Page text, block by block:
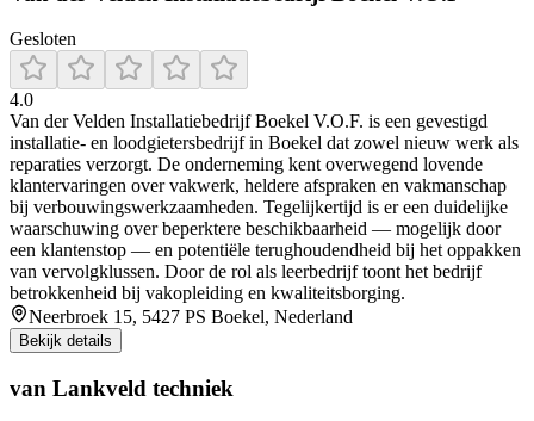
Gesloten
4.0
Van der Velden Installatiebedrijf Boekel V.O.F. is een gevestigd
installatie- en loodgietersbedrijf in Boekel dat zowel nieuw werk als
reparaties verzorgt. De onderneming kent overwegend lovende
klantervaringen over vakwerk, heldere afspraken en vakmanschap
bij verbouwingswerkzaamheden. Tegelijkertijd is er een duidelijke
waarschuwing over beperktere beschikbaarheid — mogelijk door
een klantenstop — en potentiële terughoudendheid bij het oppakken
van vervolgklussen. Door de rol als leerbedrijf toont het bedrijf
betrokkenheid bij vakopleiding en kwaliteitsborging.
Neerbroek 15, 5427 PS Boekel, Nederland
Bekijk details
van Lankveld techniek